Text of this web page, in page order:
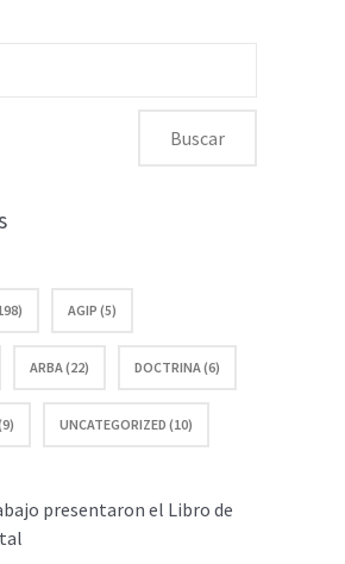
AGIP (5)
ARBA (22) DOCTRINA (6)
UNCATEGORIZED (10)
presentaron el Libro de